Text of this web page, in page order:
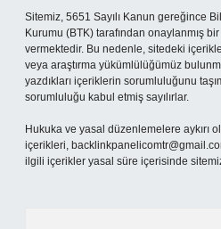
Sitemiz, 5651 Sayılı Kanun gereğince
Kurumu (BTK) tarafından onaylanmış
vermektedir. Bu nedenle, sitedeki
veya araştırma yükümlülüğümüz
yazdıkları içeriklerin sorumluluğunu
sorumluluğu kabul etmiş sayılırlar.
Hukuka ve yasal düzenlemelere aykırı
içerikleri,
ilgili içerikler yasal süre içerisinde